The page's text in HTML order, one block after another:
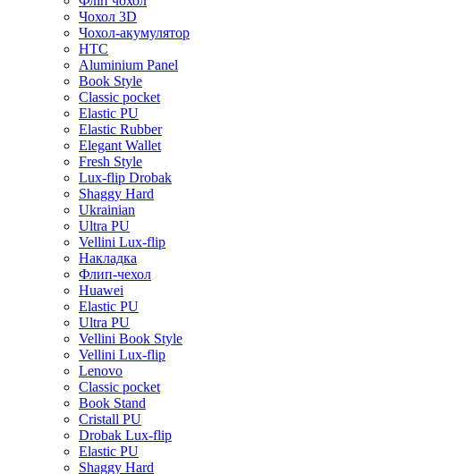
Чохол 3D
Чохол-акумулятор
HTC
Aluminium Panel
Book Style
Classic pocket
Elastic PU
Elastic Rubber
Elegant Wallet
Fresh Style
Lux-flip Drobak
Shaggy Hard
Ukrainian
Ultra PU
Vellini Lux-flip
Накладка
Флип-чехол
Huawei
Elastic PU
Ultra PU
Vellini Book Style
Vellini Lux-flip
Lenovo
Classic pocket
Book Stand
Cristall PU
Drobak Lux-flip
Elastic PU
Shaggy Hard